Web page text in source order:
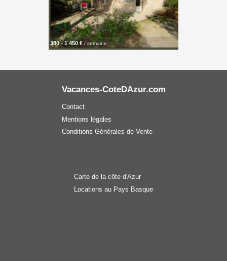
380 - 1 450 € / semaine
Vacances-CoteDAzur.com
Contact
Mentions légales
Conditions Générales de Vente
Carte de la côte d'Azur
Locations au Pays Basque